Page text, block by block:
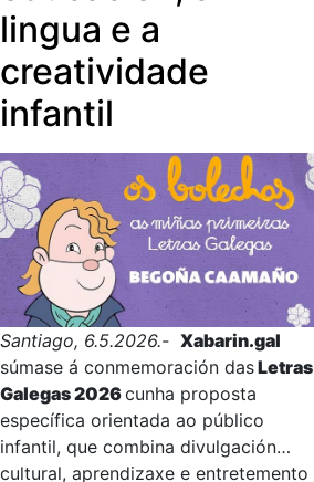
lingua e a
creatividade
infantil
Santiago, 6.5.2026.- Xabarin.gal
súmase á conmemoración dasLetras
Galegas 2026cunha proposta
específica orientada ao público
infantil, que combina divulgación
cultural, aprendizaxe e entretemento